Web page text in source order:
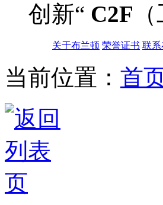
创新“ C2F
关于布兰顿 荣誉证书 联系
当前位置： 首